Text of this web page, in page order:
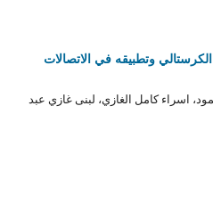
وتطبيقه في الاتصالات
اسراء كامل الغازي، لبنى غازي عبد